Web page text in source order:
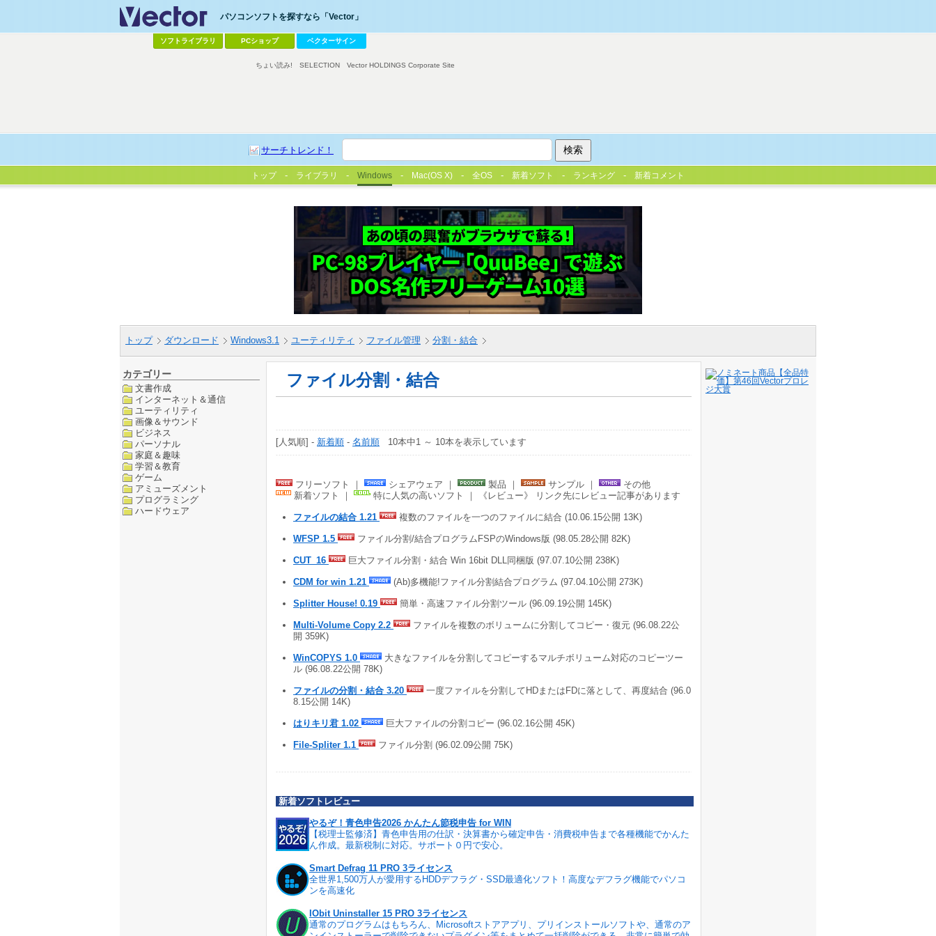
パソコンソフトを探すなら「Vector」
ソフトライブラリ PCショップ ベクターサイン
サーチトレンド！
ちょい読み! SELECTION Vector HOLDINGS Corporate Site
トップ ライブラリ Windows Mac(OS X) 全OS 新着ソフト ランキング 新着コメント
トップ ダウンロード Windows3.1 ユーティリティ ファイル管理 分割・結合
カテゴリー
文書作成
インターネット＆通信
ユーティリティ
画像＆サウンド
ビジネス
パーソナル
家庭＆趣味
学習＆教育
ゲーム
アミューズメント
プログラミング
ハードウェア
ファイル分割・結合
[人気順] - 新着順 - 名前順 10本中1 ～ 10本を表示しています
フリーソフト ｜ シェアウェア ｜ 製品 ｜ サンプル ｜
その他
新着ソフト ｜
特に人気の高いソフト ｜ 《レビュー》 リンク先にレビュー記事があります
ファイルの結合 1.21 複数のファイルを一つのファイルに結合 (10.06.15公開 13K)
WFSP 1.5 ファイル分割/結合プログラムFSPのWindows版 (98.05.28公開 82K)
CUT_16 巨大ファイル分割・結合 Win 16bit DLL同梱版 (97.07.10公開 238K)
CDM for win 1.21 (Ab)多機能!ファイル分割結合プログラム (97.04.10公開 273K)
Splitter House! 0.19 簡単・高速ファイル分割ツール (96.09.19公開 145K)
Multi-Volume Copy 2.2
ファイルを複数のボリュームに分割してコピー・復元 (96.08.22公
開 359K)
WinCOPYS 1.0
大きなファイルを分割してコピーするマルチボリューム対応のコピーツー
ル (96.08.22公開 78K)
ファイルの分割・結合 3.20
一度ファイルを分割してHDまたはFDに落として、再度結合 (96.0
8.15公開 14K)
はりキリ君 1.02 巨大ファイルの分割コピー (96.02.16公開 45K)
File-Spliter 1.1 ファイル分割 (96.02.09公開 75K)
新着ソフトレビュー
やるぞ！青色申告2026 かんたん節税申告 for WIN
【税理士監修済】青色申告用の仕訳・決算書から確定申告・消費税申告まで各種機能でかんた
ん作成。最新税制に対応。サポート０円で安心。
Smart Defrag 11 PRO 3ライセンス
全世界1,500万人が愛用するHDDデフラグ・SSD最適化ソフト！高度なデフラグ機能でパソコ
ンを高速化
IObit Uninstaller 15 PRO 3ライセンス
通常のプログラムはもちろん、Microsoftストアアプリ、プリインストールソフトや、通常のア